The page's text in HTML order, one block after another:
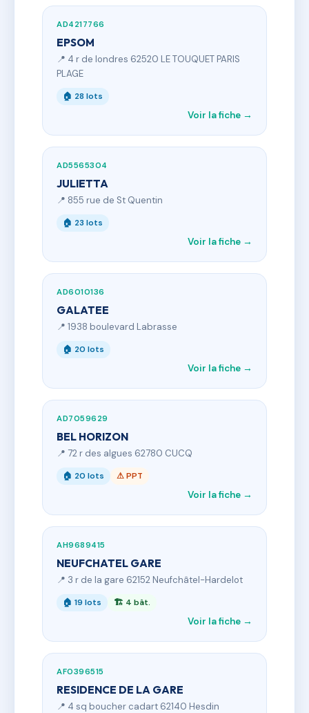
AD4217766
EPSOM
📍 4 r de londres 62520 LE TOUQUET PARIS
PLAGE
🏠 28 lots
Voir la fiche →
AD5565304
JULIETTA
📍 855 rue de St Quentin
🏠 23 lots
Voir la fiche →
AD6010136
GALATEE
📍 1938 boulevard Labrasse
🏠 20 lots
Voir la fiche →
AD7059629
BEL HORIZON
📍 72 r des algues 62780 CUCQ
🏠 20 lots ⚠ PPT
Voir la fiche →
AH9689415
NEUFCHATEL GARE
📍 3 r de la gare 62152 Neufchâtel-Hardelot
🏠 19 lots 🏗 4 bât.
Voir la fiche →
AF0396515
RESIDENCE DE LA GARE
📍 4 sq boucher cadart 62140 Hesdin